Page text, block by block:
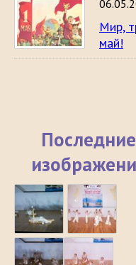
Мир,
май!
Последние